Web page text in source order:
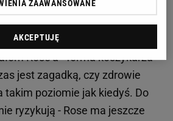
poważne zmiany. Pierwszą z
gwiazdy ostatnich lat,
najlepszy moment
Rose'a - forma koszykarza
jest zagadką, czy zdrowie
takim poziomie jak kiedyś. Do
ryzykują - Rose ma jeszcze
ZAAWANSOWANE
AKCEPTUJĘ